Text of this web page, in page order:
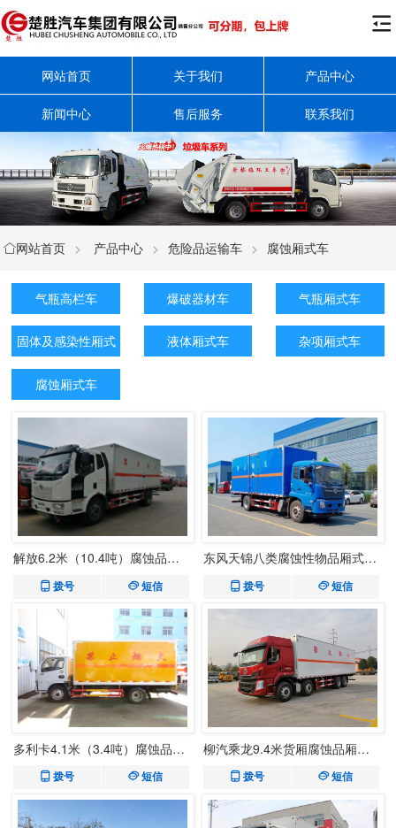

网站首页 关于我们 产品中心
新闻中心 售后服务 联系我们
网站首页 > 产品中心 > 危险品运输车 > 腐蚀厢式车
气瓶高栏车 爆破器材车 气瓶厢式车
固体及感染性厢式
车
液体厢式车 杂项厢式车
腐蚀厢式车
解放6.2米（10.4吨）腐蚀品厢式车
拨号 短信
东风天锦八类腐蚀性物品厢式货车
拨号 短信
多利卡4.1米（3.4吨）腐蚀品厢式车
拨号 短信
柳汽乘龙9.4米货厢腐蚀品厢式运输车
拨号 短信